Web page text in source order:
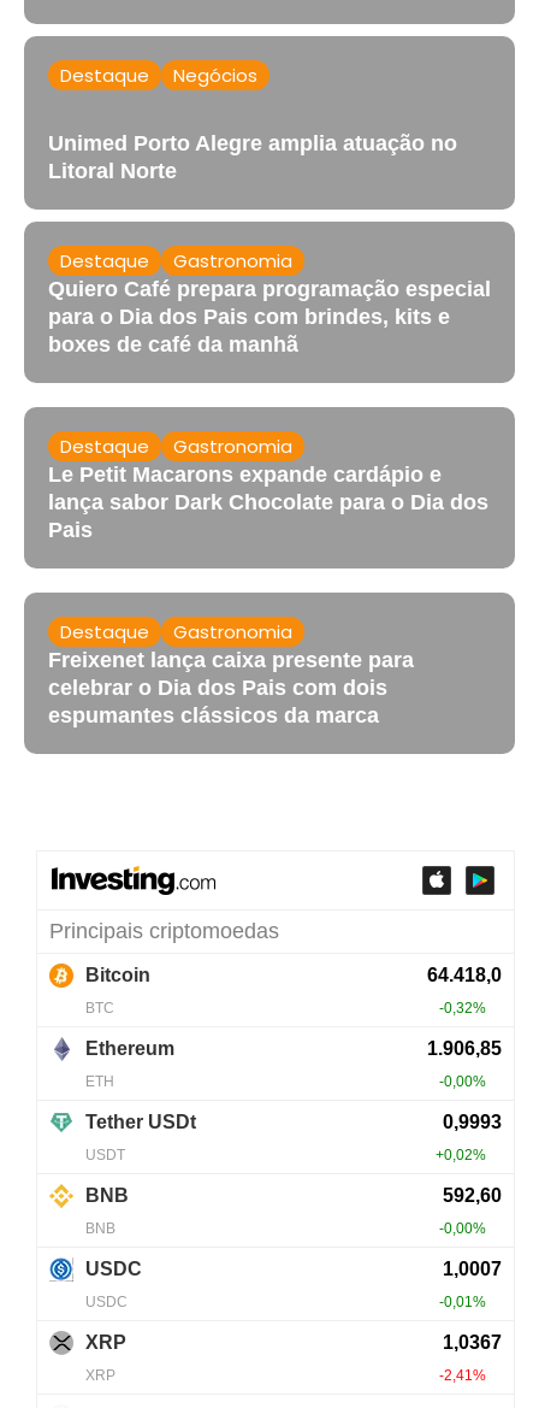
Destaque Negócios
Unimed Porto Alegre amplia atuação no
Litoral Norte
Destaque Gastronomia
Quiero Café prepara programação especial
para o Dia dos Pais com brindes, kits e
boxes de café da manhã
Destaque Gastronomia
Le Petit Macarons expande cardápio e
lança sabor Dark Chocolate para o Dia dos
Pais
Destaque Gastronomia
Freixenet lança caixa presente para
celebrar o Dia dos Pais com dois
espumantes clássicos da marca